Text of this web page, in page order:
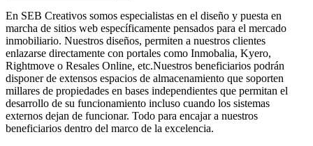
En SEB Creativos somos especialistas en el diseño y puesta en
marcha de sitios web específicamente pensados para el mercado
inmobiliario. Nuestros diseños, permiten a nuestros clientes
enlazarse directamente con portales como Inmobalia, Kyero,
Rightmove o Resales Online, etc.Nuestros beneficiarios podrán
disponer de extensos espacios de almacenamiento que soporten
millares de propiedades en bases independientes que permitan el
desarrollo de su funcionamiento incluso cuando los sistemas
externos dejan de funcionar. Todo para encajar a nuestros
beneficiarios dentro del marco de la excelencia.